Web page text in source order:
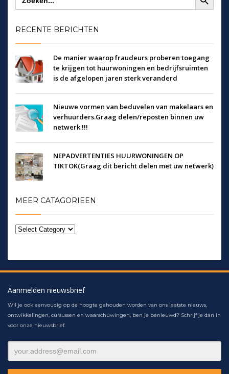
RECENTE BERICHTEN
De manier waarop fraudeurs proberen toegang
te krijgen tot huurwoningen en bedrijfsruimten
is de afgelopen jaren sterk veranderd
Nieuwe vormen van beduvelen van makelaars en
verhuurders.Graag delen/reposten binnen uw
netwerk !!!
NEPADVERTENTIES HUURWONINGEN OP
TIKTOK(Graag dit bericht delen met uw netwerk)
MEER CATAGORIEEN
Aanmelden nieuwsbrief
Wil je ook eenvoudig op de hoogte gehouden worden van ons laatste nieuws,
ontwikkelingen, cursussen en waarschuwingen, ben je benieuwd? Schrijf je dan in
voor onze nieuwsbrief.